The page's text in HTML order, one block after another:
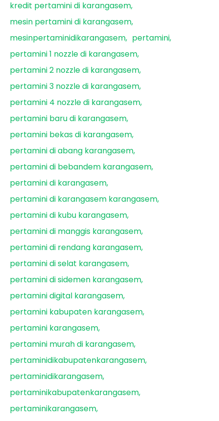
kredit pertamini di karangasem
mesin pertamini di karangasem
mesinpertaminidikarangasem
pertamini
pertamini 1 nozzle di karangasem
pertamini 2 nozzle di karangasem
pertamini 3 nozzle di karangasem
pertamini 4 nozzle di karangasem
pertamini baru di karangasem
pertamini bekas di karangasem
pertamini di abang karangasem
pertamini di bebandem karangasem
pertamini di karangasem
pertamini di karangasem karangasem
pertamini di kubu karangasem
pertamini di manggis karangasem
pertamini di rendang karangasem
pertamini di selat karangasem
pertamini di sidemen karangasem
pertamini digital karangasem
pertamini kabupaten karangasem
pertamini karangasem
pertamini murah di karangasem
pertaminidikabupatenkarangasem
pertaminidikarangasem
pertaminikabupatenkarangasem
pertaminikarangasem